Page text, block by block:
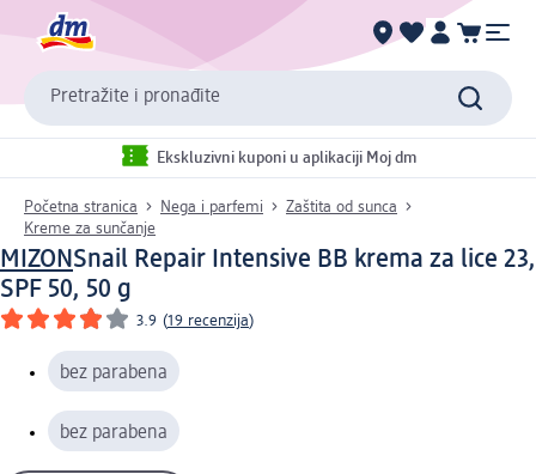
Pretražite i pronađite
Ekskluzivni kuponi u aplikaciji Moj dm
Početna stranica Nega i parfemi
Zaštita od sunca
Kreme za sunčanje
MIZONSnail Repair Intensive BB krema za lice 23,
SPF 50, 50 g
3.9 (19 recenzija)
bez parabena
bez parabena